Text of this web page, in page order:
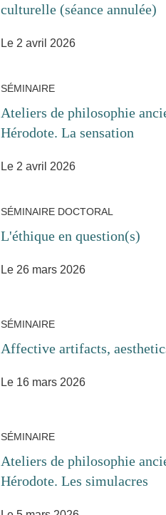
culturelle (séance annulée)
Le 2 avril 2026
SÉMINAIRE
Ateliers de philosophie
Hérodote. La sensation
Le 2 avril 2026
SÉMINAIRE DOCTORAL
L'éthique en question(s)
Le 26 mars 2026
SÉMINAIRE
Affective artifacts,
Le 16 mars 2026
SÉMINAIRE
Ateliers de philosophie
Hérodote. Les simulacres